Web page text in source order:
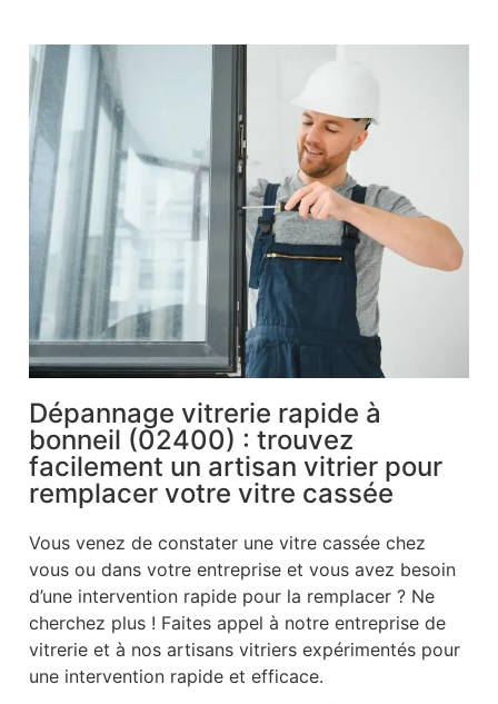
Dépannage vitrerie rapide à
bonneil (02400) : trouvez
facilement un artisan vitrier pour
remplacer votre vitre cassée
Vous venez de constater une vitre cassée chez
vous ou dans votre entreprise et vous avez besoin
d’une intervention rapide pour la remplacer ? Ne
cherchez plus ! Faites appel à notre entreprise de
vitrerie et à nos artisans vitriers expérimentés pour
une intervention rapide et efficace.